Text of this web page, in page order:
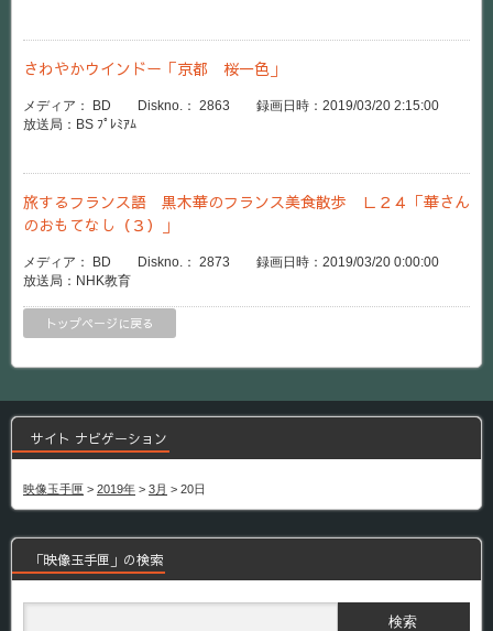
さわやかウインドー「京都 桜一色」
メディア： BD Diskno.： 2863 録画日時：2019/03/20 2:15:00
放送局：BS ﾌﾟﾚﾐｱﾑ
旅するフランス語 黒木華のフランス美食散歩 Ｌ２４「華さん
のおもてなし（３）」
メディア： BD Diskno.： 2873 録画日時：2019/03/20 0:00:00
放送局：NHK教育
トップページに戻る
サイト ナビゲーション
映像玉手匣 > 2019年 > 3月 > 20日
「映像玉手匣」の検索